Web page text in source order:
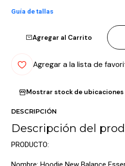
Guía de tallas
Agregar al Carrito
Agregar a la lista de
Mostrar stock de ubicaciones
DESCRIPCIÓN
Descripción del
PRODUCTO: